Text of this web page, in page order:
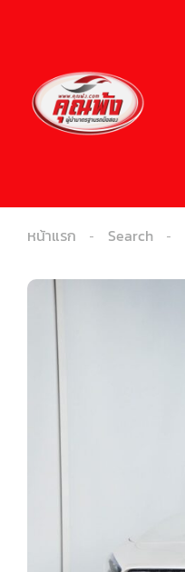
หน้าแรก Search